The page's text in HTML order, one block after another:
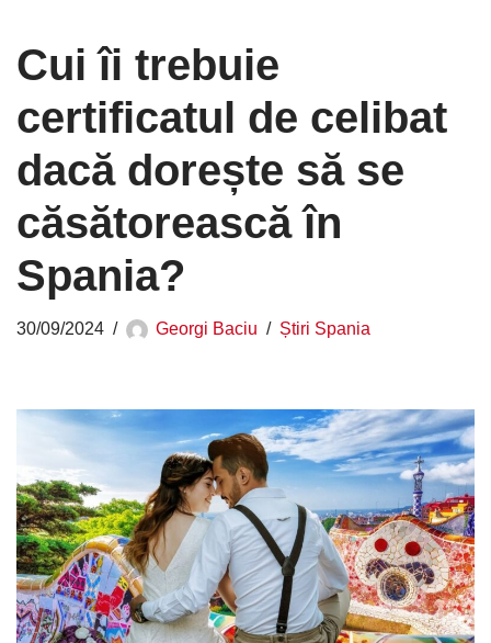
Cui îi trebuie
certificatul de celibat
dacă dorește să se
căsătorească în
Spania?
30/09/2024 Georgi Baciu Știri Spania